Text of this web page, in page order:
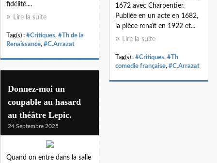
fidélité....
Lire la suite
Tag(s) : #Critiques, #Th de la
Renaissance, #C.Arrazat
1672 avec Charpentier.
Publiée en un acte en 1682,
la pièce renaît en 1922 et...
Lire la suite
Tag(s) : #Critiques, #Th
comedie française, #C.Arrazat
Donnez-moi un
coupable au hasard
au théâtre Lepic.
24 Septembre 2025
Quand on entre dans la salle